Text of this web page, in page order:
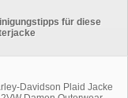
für diese